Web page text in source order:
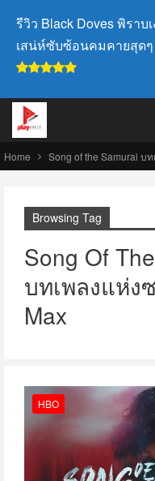
รีวิว Black Doves พิรา
เสน่ห์ซับซ้อนคมคายสุดๆ
Home Song of the Samurai บ
Browsing Tag
Song Of
บทเพลงแห่ง
Max
HBO